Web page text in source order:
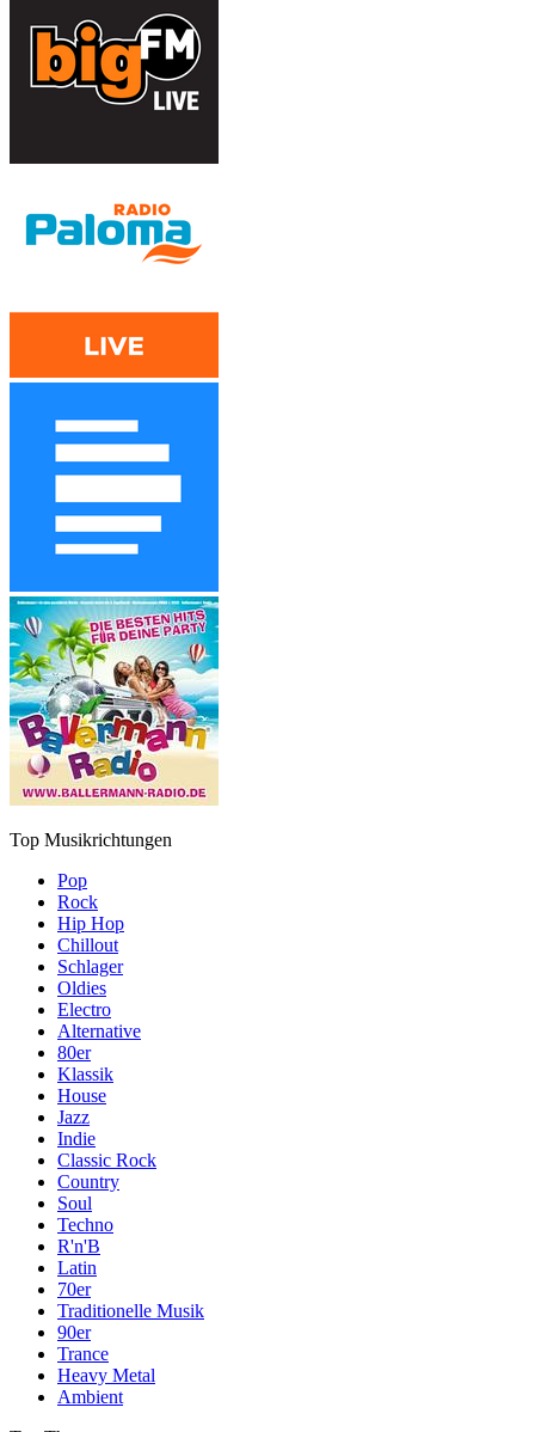
Top Musikrichtungen
Pop
Rock
Hip Hop
Chillout
Schlager
Oldies
Electro
Alternative
80er
Klassik
House
Jazz
Indie
Classic Rock
Country
Soul
Techno
R'n'B
Latin
70er
Traditionelle Musik
90er
Trance
Heavy Metal
Ambient